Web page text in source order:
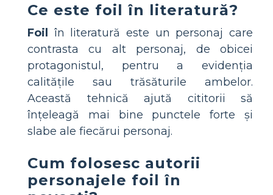
Ce este foil în literatură?
Foil
în literatură este un personaj care
contrasta cu alt personaj, de obicei
protagonistul, pentru a evidenția
calitățile sau trăsăturile ambelor.
Această tehnică ajută cititorii să
înțeleagă mai bine punctele forte și
slabe ale fiecărui personaj.
Cum folosesc autorii
personajele foil în